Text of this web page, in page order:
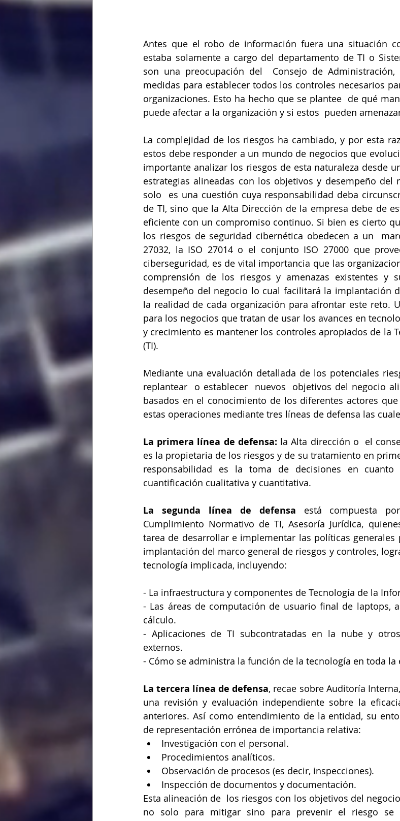
Antes que el robo de información fuera una situación
estaba solamente a cargo del departamento de TI o
son una preocupación del  Consejo de
medidas para establecer todos los controles necesarios
organizaciones. Esto ha hecho que se plantee  de qué
puede afectar a la organización y si estos  pueden
La complejidad de los riesgos ha cambiado, y por esta
estos debe responder a un mundo de negocios que
importante analizar los riesgos de esta naturaleza desde
estrategias alineadas con los objetivos y desempeño del
solo  es una cuestión cuya responsabilidad deba
de TI, sino que la Alta Dirección de la empresa debe de
eficiente con un compromiso continuo. Si bien es cierto
los riesgos de seguridad cibernética obedecen a un
27032, la ISO 27014 o el conjunto ISO 27000 que
ciberseguridad, es de vital importancia que las
comprensión de los riesgos y amenazas existentes y
desempeño del negocio lo cual facilitará la implantación
la realidad de cada organización para afrontar este reto.
para los negocios que tratan de usar los avances en
y crecimiento es mantener los controles apropiados de la
(TI).
Mediante una evaluación detallada de los potenciales
replantear  o establecer  nuevos  objetivos del negocio
basados en el conocimiento de los diferentes actores
estas operaciones mediante tres líneas de defensa las
La primera línea de defensa: la Alta dirección o  el
es la propietaria de los riesgos y de su tratamiento en
responsabilidad es la toma de decisiones en
cuantificación cualitativa y cuantitativa.
La segunda línea de defensa está compuesta
Cumplimiento Normativo de TI, Asesoría Jurídica,
tarea de desarrollar e implementar las políticas
implantación del marco general de riesgos y controles,
tecnología implicada, incluyendo:
- La infraestructura y componentes de Tecnología de la
- Las áreas de computación de usuario final de laptops,
cálculo.
- Aplicaciones de TI subcontratadas en la nube y
externos.
- Cómo se administra la función de la tecnología en toda la
La tercera línea de defensa, recae sobre Auditoría
una revisión y evaluación independiente sobre la
anteriores. Así como entendimiento de la entidad, su
de representación errónea de importancia relativa:
Investigación con el personal.
Procedimientos analíticos.
Observación de procesos (es decir, inspecciones).
Inspección de documentos y documentación.
Esta alineación de  los riesgos con los objetivos del
no solo para mitigar sino para prevenir el riesgo se